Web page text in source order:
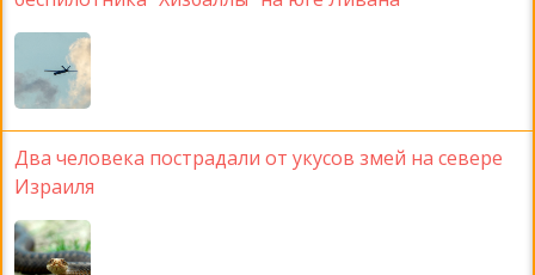
Два человека пострадали от укусов змей на севере
Израиля